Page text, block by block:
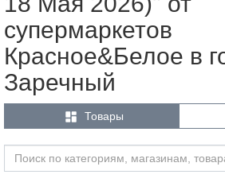
супермаркетов
Красное&Белое в
Заречный
 Товары